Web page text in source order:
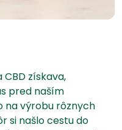
získava,
pred naším
na výrobu rôznych
si našlo cestu do